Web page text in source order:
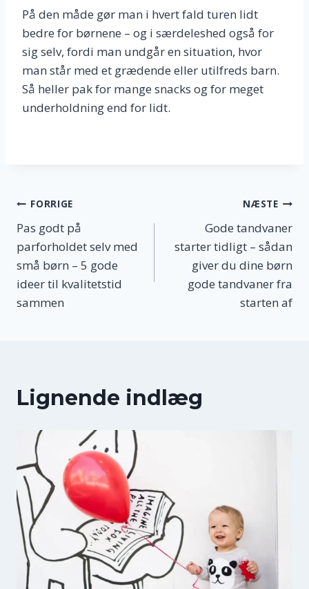
På den måde gør man i hvert fald turen lidt
bedre for børnene – og i særdeleshed også for
sig selv, fordi man undgår en situation, hvor
man står med et grædende eller utilfreds barn.
Så heller pak for mange snacks og for meget
underholdning end for lidt.
Indlægsnavigation
FORRIGE
Pas godt på
parforholdet selv med
små børn – 5 gode
ideer til kvalitetstid
sammen
NÆSTE
Gode tandvaner
starter tidligt – sådan
giver du dine børn
gode tandvaner fra
starten af
Lignende indlæg